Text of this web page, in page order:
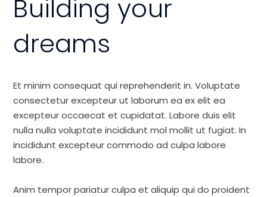
Building your
dreams
Et minim consequat qui reprehenderit in. Voluptate
consectetur excepteur ut laborum ea ex elit ea
excepteur occaecat et cupidatat. Labore duis elit
nulla nulla voluptate incididunt mol mollit ut fugiat. In
incididunt excepteur commodo ad culpa labore
labore.
Anim tempor pariatur culpa et aliquip qui do proident